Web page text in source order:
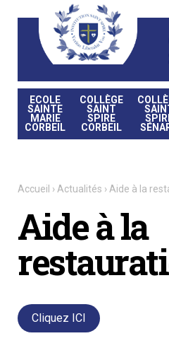
contenu.
ECOLE
SAINTE
MARIE
CORBEIL
COLLÈGE
SAINT
SPIRE
CORBEIL
Accueil › Actualités › Aide à la
Aide à la
Cliquez ICI